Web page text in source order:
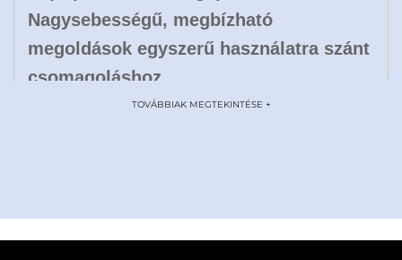
Nagysebességű, megbízható
megoldások egyszerű használatra szánt
csomagoláshoz
kényelmük, higiéniájuk és fenntarthatóságuk miatt
TOVÁBBIAK MEGTEKINTÉSE +